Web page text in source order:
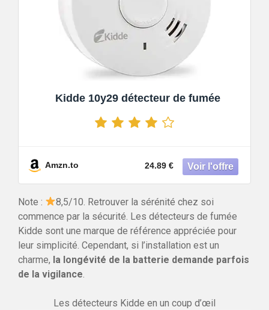
Kidde 10y29 détecteur de fumée
Amzn.to 24.89 €
Note :
8,5/10. Retrouver la sérénité chez soi
commence par la sécurité. Les détecteurs de fumée
Kidde sont une marque de référence appréciée pour
leur simplicité. Cependant, si l’installation est un
charme, la longévité de la batterie demande parfois
de la vigilance
Les détecteurs Kidde en un coup d’œil